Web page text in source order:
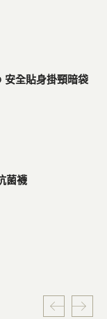
全貼身掛頸暗袋
菌襪